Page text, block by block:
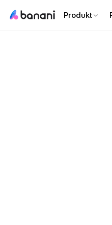
Produkt